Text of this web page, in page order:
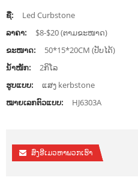
ຊື່:
Led Curbstone
ລາຄາ:
$8-$20 (ຕາມຂະໜາດ)
ຂະໜາດ:
50*15*20CM (ປັບໄດ້)
ນ້ຳໜັກ:
2ກິໂລ
ຮູບແບບ:
ແສງ kerbstone
ໝາຍເລກຕົວແບບ:
HJ6303A
ສົ່ງອີເມວຫາພວກເຮົາ